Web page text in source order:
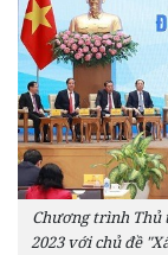
Chương trình Thủ
2023 với chủ đề